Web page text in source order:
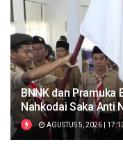
BNNK dan Pramuka
Nahkodai Saka Anti
AGUSTUS 5, 2026 |